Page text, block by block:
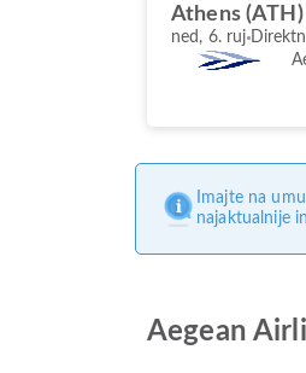
Athens (ATH)
ned, 6. ruj
Imajte na
najaktualnije
Aegean